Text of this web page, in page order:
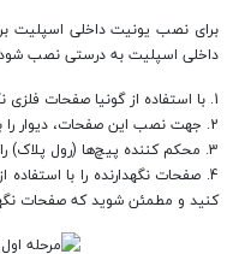
برای نصب یونیت داخلی اسپلیت بر
داخلی اسپلیت به درستی نصب
1. با استفاده از گونیا صفحات فلزی نگهدارنده را به درستی نصب کنید.
2. جهت نصب این صفحات، دیوار را به عمق 23 میلیمتر سوراخ کنید.
3. محکم کننده پیچ‌ها (رول پلاک) را در سوراخ‌های ایجاد شده قرار دهید.
4. صفحات نگهدارنده را با
کنید و مطمئن شوید که صفحات